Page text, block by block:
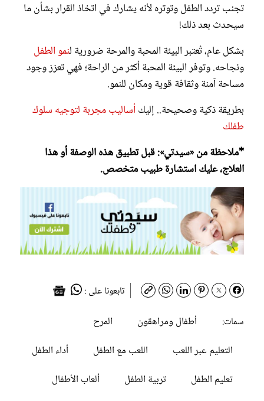
تجنب تردد الطفل وتوتره لأنه يشارك في اتخاذ القرار بشأن ما
سيحدث بعد ذلك!
بشكل عام، تُعتبر البيئة المحبة والمرحة ضرورية لنمو الطفل
ونجاحه. وتوفر البيئة المحبة أكثر من الراحة؛ فهي تعزز وجود
مساحة آمنة وثقافة قوية ومكان للنمو.
بطريقة ذكية وصحيحة.. إليكأساليب مجربة لتوجيه سلوك
طفلك
*ملاحظة من «سيدتي»: قبل تطبيق هذه الوصفة أو هذا
العلاج، عليك استشارة طبيب متخصص.
تابعونا على :
سمات:
أطفال ومراهقون
المرح
التعليم عبر اللعب
اللعب مع الطفل
أداء الطفل
تعليم الطفل
تربية الطفل ألعاب الأطفال